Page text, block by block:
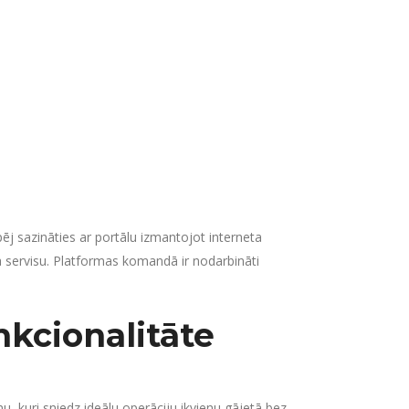
sazināties ar portālu izmantojot interneta
Platformas komandā ir nodarbināti